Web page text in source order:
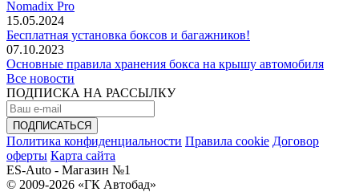
Nomadix Pro
15.05.2024
Бесплатная установка боксов и багажников!
07.10.2023
Основные правила хранения бокса на крышу автомобиля
Все новости
ПОДПИСКА НА РАССЫЛКУ
Политика конфиденциальности Правила cookie Договор
оферты Карта сайта
ES-Auto - Магазин №1
© 2009-2026 «ГК Автобад»